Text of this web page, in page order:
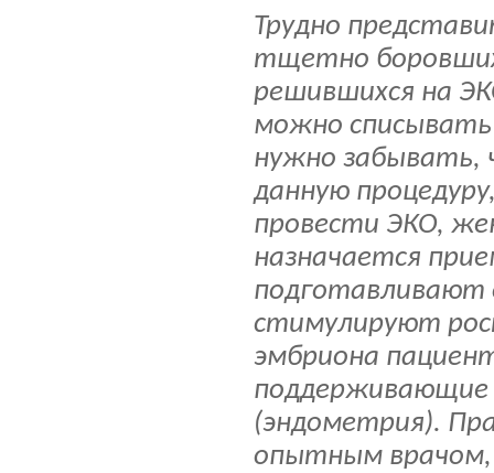
Трудно
тщетно
решившихся на
можно списывать
нужно забывать,
данную
провести ЭКО,
назначается
подготавливают
стимулируют
эмбриона
поддерживающие
(эндометрия).
опытным врачом,